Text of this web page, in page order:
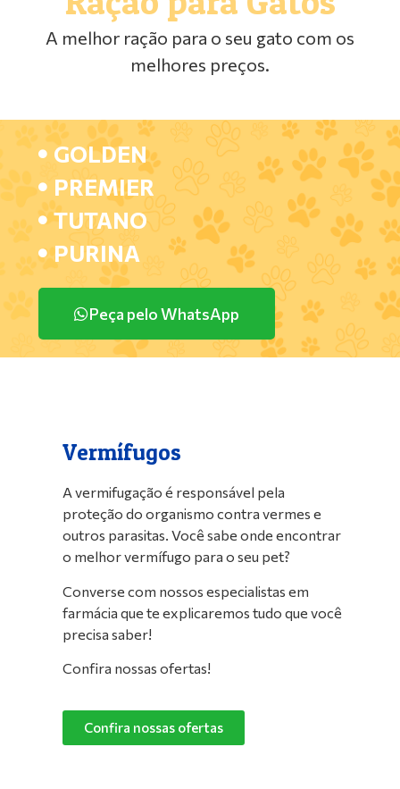
A melhor ração para o seu gato com os
melhores preços.
GOLDEN
PREMIER
TUTANO
PURINA
Peça pelo WhatsApp
Vermífugos
A vermifugação é responsável pela
proteção do organismo contra vermes e
outros parasitas. Você sabe onde encontrar
o melhor vermífugo para o seu pet?
Converse com nossos especialistas em
farmácia que te explicaremos tudo que você
precisa saber!
Confira nossas ofertas!
Confira nossas ofertas